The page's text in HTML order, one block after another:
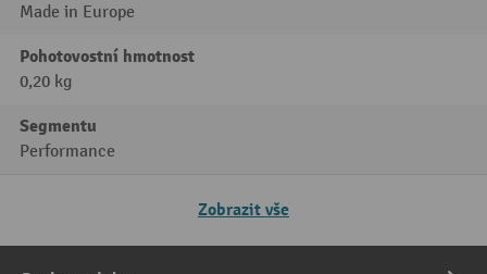
Made in Europe
Pohotovostní hmotnost
0,20 kg
Segmentu
Performance
Zobrazit vše